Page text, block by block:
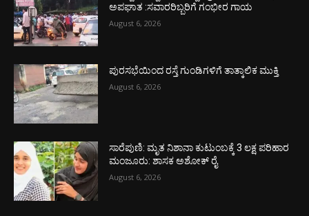
ಅಪಘಾತ :ಸವಾರರಿಬ್ಬರಿಗೆ ಗಂಭೀರ ಗಾಯ
August 6, 2026
ಪುರಸಭೆಯಿಂದ ರಸ್ತೆ ಗುಂಡಿಗಳಿಗೆ ತಾತ್ಕಾಲಿಕ ಮುಕ್ತಿ
August 6, 2026
ಸಾರೆಪುಣಿ: ಮೃತ ನಿಶಾನಾ ಕುಟುಂಬಕ್ಕೆ 3 ಲಕ್ಷ ಪರಿಹಾರ
ಮಂಜೂರು: ಶಾಸಕ ಅಶೋಕ್ ರೈ
August 6, 2026